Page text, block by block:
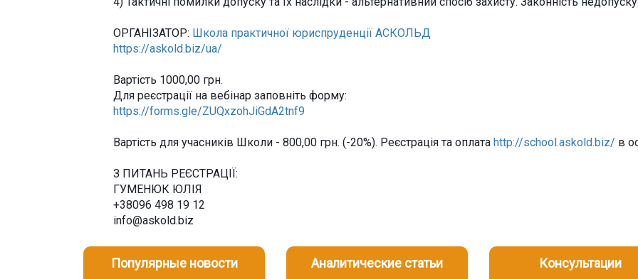
ОРГАНІЗАТОР: Школа практичної юриспруденції АСКОЛЬД
https://askold.biz/ua/
Вартість 1000,00 грн.
Для реєстрації на вебінар заповніть форму:
https://forms.gle/ZUQxzohJiGdA2tnf9
Вартість для учасників Школи - 800,00 грн. (-20%). Реєстрація та оплата http://school.askold.biz/ в
З ПИТАНЬ РЕЄСТРАЦІЇ:
ГУМЕНЮК ЮЛІЯ
+38096 498 19 12
info@askold.biz
Популярные новости Аналитические статьи Консультации